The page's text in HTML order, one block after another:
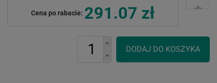
Cena po rabacie: 291.07 zł